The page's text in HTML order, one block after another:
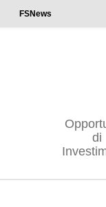
FSNews
di